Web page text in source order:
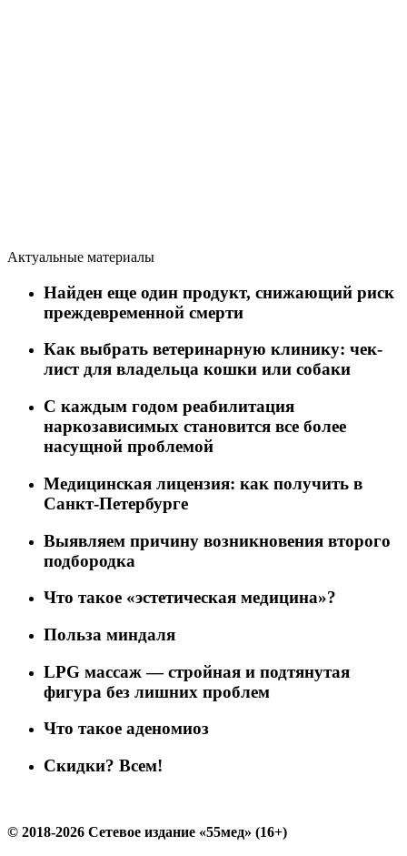
Актуальные материалы
Найден еще один продукт, снижающий риск
преждевременной смерти
Как выбрать ветеринарную клинику: чек-
лист для владельца кошки или собаки
C каждым годом реабилитация
наркозависимых становится все более
насущной проблемой
Медицинская лицензия: как получить в
Санкт-Петербурге
Выявляем причину возникновения второго
подбородка
Что такое «эстетическая медицина»?
Польза миндаля
LPG массаж — стройная и подтянутая
фигура без лишних проблем
Что такое аденомиоз
Скидки? Всем!
© 2018-2026 Сетевое издание «55мед» (16+)